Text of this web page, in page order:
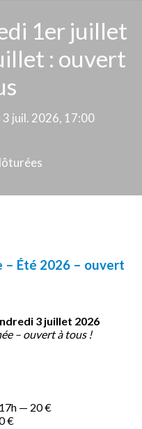
1er juillet
: ouvert
3 juil. 2026, 17:00
– Été 2026 – ouvert
3 juillet 2026
– ouvert à tous !
— 20 €
€